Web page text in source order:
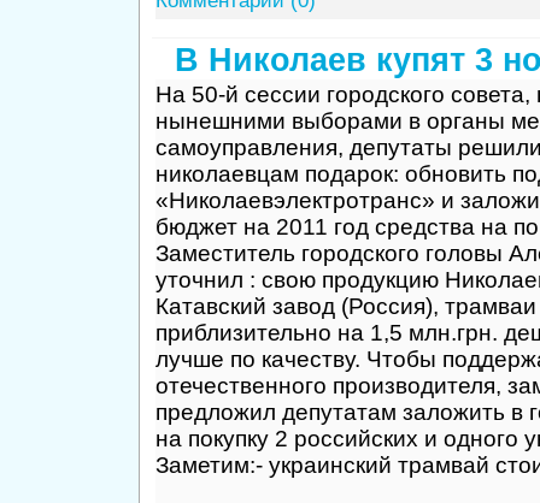
В Николаев купят 3
На 50-й сессии городского
нынешними выборами в органы
самоуправления, депутаты
николаевцам подарок: обновить
«Николаевэлектротранс» и
бюджет на 2011 год средства на
Заместитель городского головы
уточнил : свою продукцию
Катавский завод (Россия), трамваи
приблизительно на 1,5 млн.грн.
лучше по качеству. Чтобы
отечественного производителя,
предложил депутатам заложить в
на покупку 2 российских и одного
Заметим:- украинский трамвай